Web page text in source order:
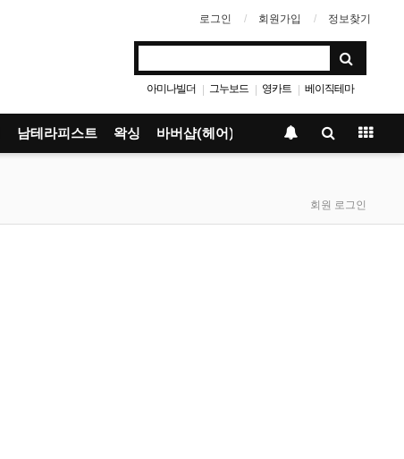
로그인 회원가입 정보찾기
아미나빌더 | 그누보드 | 영카트 | 베이직테마
남테라피스트 왁싱 바버샵(헤어)
회원 로그인